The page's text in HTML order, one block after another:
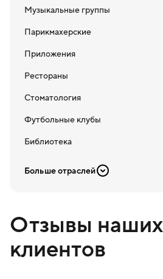
Музыкальные группы
Парикмахерские
Приложения
Рестораны
Стоматология
Футбольные клубы
Библиотека
Больше отраслей
Отзывы наших
клиентов